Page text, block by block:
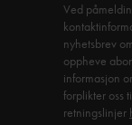
Ved
nyhetsbrev
oppheve
informasjon
forplikter oss
retningslinjer